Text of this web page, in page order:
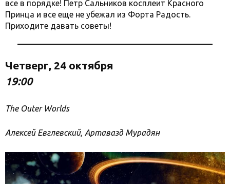
все в порядке! Петр Сальников косплеит Красного
Принца и все еще не убежал из Форта Радость.
Приходите давать советы!
Четверг, 24 октября
19:00
The Outer Worlds
Алексей Евглевский, Артавазд Мурадян